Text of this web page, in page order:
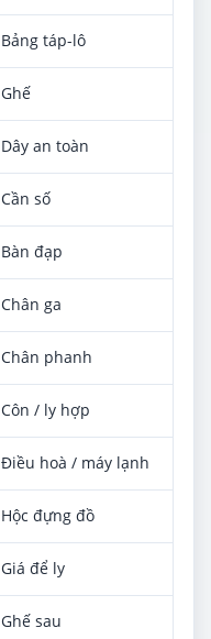
Bảng táp-lô
Ghế
Dây an toàn
Cần số
Bàn đạp
Chân ga
Chân phanh
Côn / ly hợp
Điều hoà / máy lạnh
Hộc đựng đồ
Giá để ly
Ghế sau